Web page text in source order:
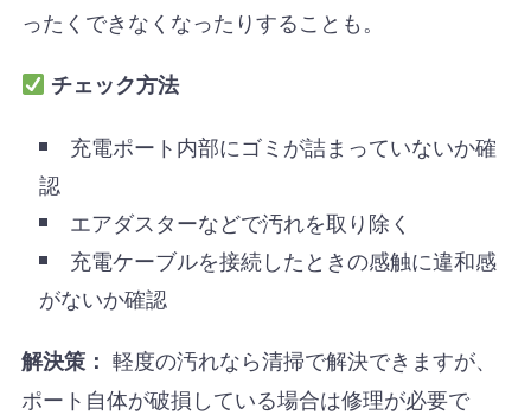
ったくできなくなったりすることも。
チェック方法
充電ポート内部にゴミが詰まっていないか確
認
エアダスターなどで汚れを取り除く
充電ケーブルを接続したときの感触に違和感
がないか確認
解決策： 軽度の汚れなら清掃で解決できますが、
ポート自体が破損している場合は修理が必要で